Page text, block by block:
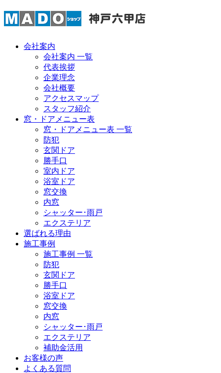
会社案内
会社案内 一覧
代表挨拶
企業理念
会社概要
アクセスマップ
スタッフ紹介
窓・ドアメニュー表
窓・ドアメニュー表 一覧
防犯
玄関ドア
勝手口
室内ドア
浴室ドア
窓交換
内窓
シャッター･雨戸
エクステリア
選ばれる理由
施工事例
施工事例 一覧
防犯
玄関ドア
勝手口
浴室ドア
窓交換
内窓
シャッター･雨戸
エクステリア
補助金活用
お客様の声
よくある質問